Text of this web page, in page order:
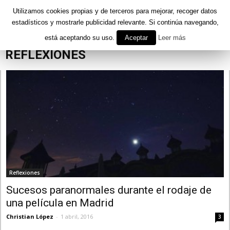
Reflexiones
REFLEXIONES
Reflexiones
Sucesos paranormales durante el rodaje de
una película en Madrid
Christian López - 1 abril, 2016 3
Utilizamos cookies propias y de terceros para mejorar, recoger datos
estadísticos y mostrarle publicidad relevante. Si continúa navegando,
está aceptando su uso.
Aceptar Leer más